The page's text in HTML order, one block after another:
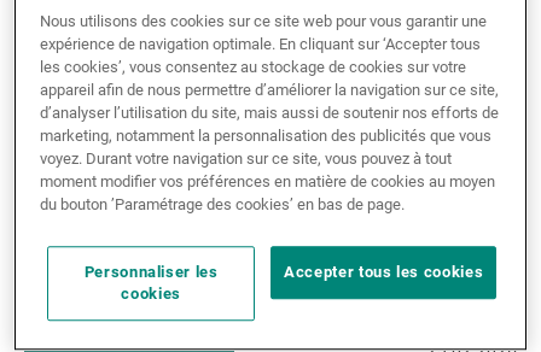
gestion à fin 2025. Rencontre avec Sérène El Masri,
CEO d’UBP Monaco.
Lire la suite
Lire
suite
Nous utilisons des cookies sur ce site web pour vous garantir une
expérience de navigation optimale. En cliquant sur ‘Accepter tous
les cookies’, vous consentez au stockage de cookies sur votre
appareil afin de nous permettre d’améliorer la navigation sur ce site,
d’analyser l’utilisation du site, mais aussi de soutenir nos efforts de
marketing, notamment la personnalisation des publicités que vous
voyez. Durant votre navigation sur ce site, vous pouvez à tout
moment modifier vos préférences en matière de cookies au moyen
du bouton ’Paramétrage des cookies’ en bas de page.
Personnaliser les
cookies
Accepter tous les cookies